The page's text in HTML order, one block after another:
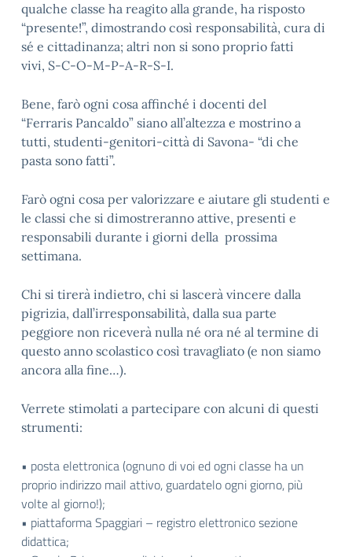
qualche classe ha reagito alla grande, ha risposto
“presente!”, dimostrando così responsabilità, cura di
sé e cittadinanza; altri non si sono proprio fatti
vivi, S-C-O-M-P-A-R-S-I.
​Bene, farò ogni cosa affinché i docenti del
“Ferraris Pancaldo” siano all’altezza e mostrino a
tutti, studenti-genitori-città di Savona- “di che
pasta sono fatti”.
Farò ogni cosa per valorizzare e aiutare gli studenti e
le classi che si dimostreranno attive, presenti e
responsabili durante i giorni della prossima
settimana.
Chi si tirerà indietro, chi si lascerà vincere dalla
pigrizia, dall’irresponsabilità, dalla sua parte
peggiore non riceverà nulla né ora né al termine di
questo anno scolastico così travagliato (e non siamo
ancora alla fine…).
Verrete stimolati a partecipare con alcuni di questi
strumenti:
• posta elettronica (ognuno di voi ed ogni classe ha un
proprio indirizzo mail attivo, guardatelo ogni giorno, più
volte al giorno!);
• piattaforma Spaggiari – registro elettronico sezione
didattica;